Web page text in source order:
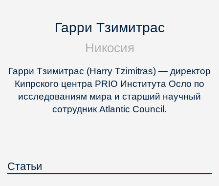
Гарри Тзимитрас
Никосия
Гарри Tзимитрас (Harry Tzimitras) — директор
Кипрского центра PRIO Института Осло по
исследованиям мира и старший научный
сотрудник Atlantic Council.
Статьи